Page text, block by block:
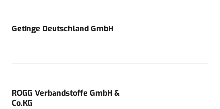
Getinge Deutschland GmbH
ROGG Verbandstoffe GmbH &
Co.KG